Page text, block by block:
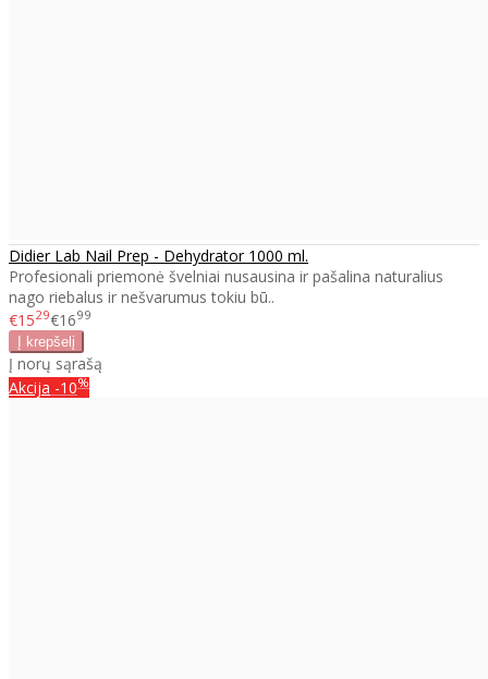
Didier Lab Nail Prep - Dehydrator 1000 ml.
Profesionali priemonė švelniai nusausina ir pašalina naturalius
nago riebalus ir nešvarumus tokiu bū..
€1529€1699
Į norų sąrašą
Akcija -10%